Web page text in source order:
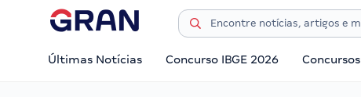
Últimas Notícias Concurso IBGE 2026 Concursos